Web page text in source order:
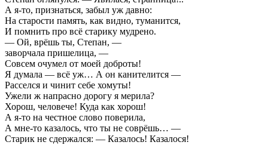
А я-то, признаться, забыл уж давно:
На старости память, как видно, туманится,
И помнить про всё старику мудрено.
— Ой, врёшь ты, Степан, —
заворчала пришелица, —
Совсем очумел от моей доброты!
Я думала — всё уж… А он канителится —
Расселся и чинит себе хомуты!
Ужели ж напрасно дорогу я мерила?
Хорош, человече! Куда как хорош!
А я-то на честное слово поверила,
А мне-то казалось, что ты не соврёшь… —
Старик не сдержался: — Казалось! Казалося!